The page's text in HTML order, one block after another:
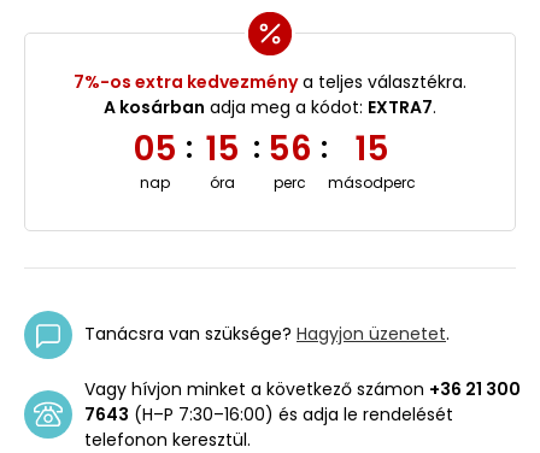
7%-os extra kedvezménya teljes választékra.
A kosárban adja meg a kódot: EXTRA7.
05
nap
: 15
óra
: 56
perc
: 14
másodperc
Tanácsra van szüksége? Hagyjon üzenetet.
Vagy hívjon minket a következő számon +36 21 300
7643 (H–P 7:30–16:00) és adja le rendelését
telefonon keresztül.